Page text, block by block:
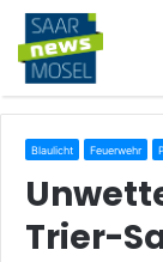
Blaulicht Feuerwehr
Trier-